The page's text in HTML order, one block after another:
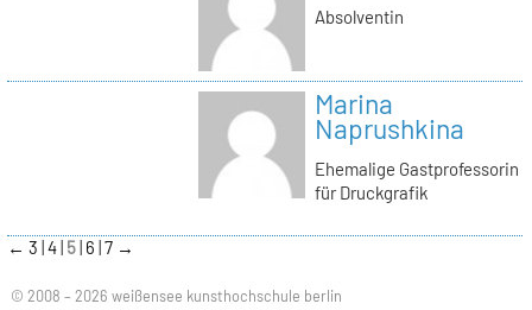
Absolventin
Marina
Naprushkina
Ehemalige Gastprofessorin
für Druckgrafik
← 3 4 5 6 7 →
© 2008 – 2026 weißensee kunsthochschule berlin